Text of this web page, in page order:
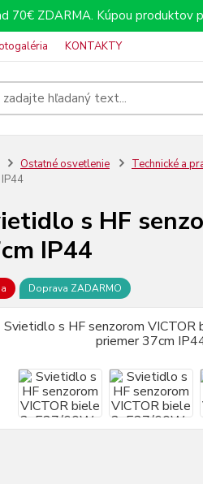
70€ ZDARMA. Kúpou produktov
KONTAKTY
Ostatné osvetlenie Technické a
s HF
IP44
Doprava ZADARMO